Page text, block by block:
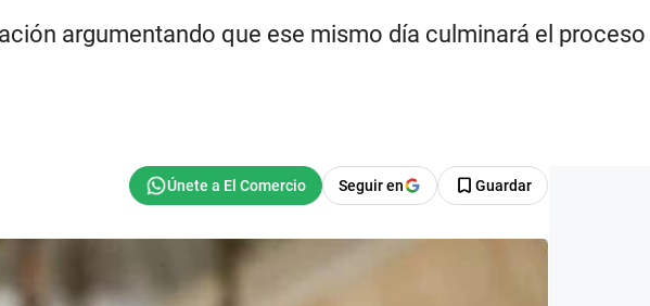
argumentando que ese mismo día culminará el
Seguir en Guardar